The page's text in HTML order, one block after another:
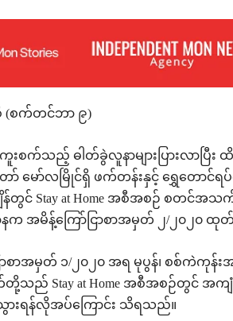
(စက်တင်ဘာ ၉)
းစက်သည့် ဓါတ်ခွဲလူနာများပြားလာပြီး
မော်လမြိုင်ရှိ ဖက်တန်းနှင့် ရွှေတောင်
န်တွင် Stay at Home အစီအစဉ် စတင်အ
ာနက အမိန့်ကြော်ငြာစာအမှတ် ၂/၂၀၂၀
စာအမှတ် ၁/၂၀၂၀ အရ မုပွန်၊ စစ်ကဲကု
တို့သည် Stay at Home အစီအစဉ်တွင် အ
းရန်လိုအပ်ကြောင်း သိရသည်။